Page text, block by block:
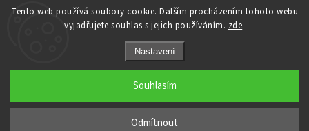
Tento web používá soubory cookie. Dalším procházením tohoto webu
vyjadřujete souhlas s jejich používáním. zde.
Nastavení
Odmítnout
Souhlasím
Cykloport. Všechna práva vyhrazena.
Upravit nastavení cookies